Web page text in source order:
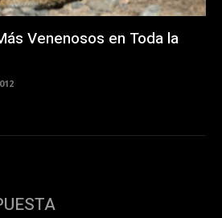
Venenosos en Toda la